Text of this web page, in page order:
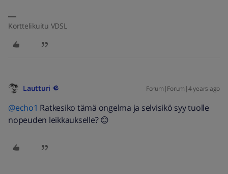
Korttelikuitu VDSL
Lautturi Forum|Forum|4 years ago
@echo1 Ratkesiko tämä ongelma ja selvisikö syy tuolle
nopeuden leikkaukselle? 😊